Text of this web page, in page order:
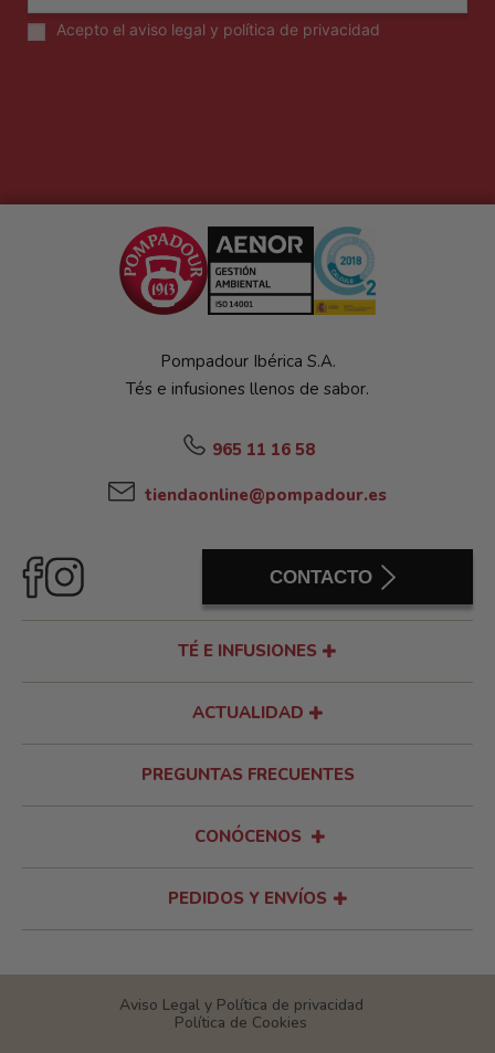
Acepto el aviso legal y política de privacidad
Pompadour Ibérica S.A.
Tés e infusiones llenos de sabor.
965 11 16 58
tiendaonline@pompadour.es
CONTACTO
TÉ E INFUSIONES
ACTUALIDAD
PREGUNTAS FRECUENTES
CONÓCENOS
PEDIDOS Y ENVÍOS
Aviso Legal y Política de privacidad
Política de Cookies